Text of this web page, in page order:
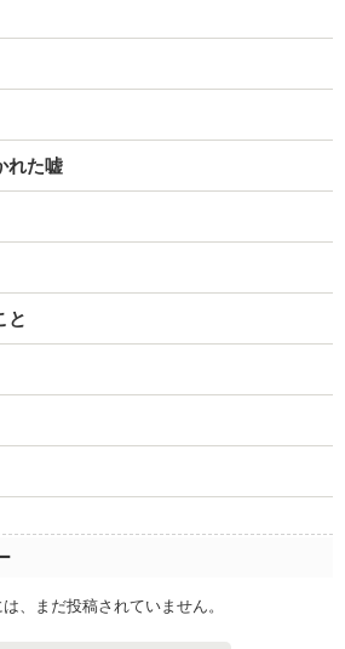
れた嘘
と
、まだ投稿されていません。